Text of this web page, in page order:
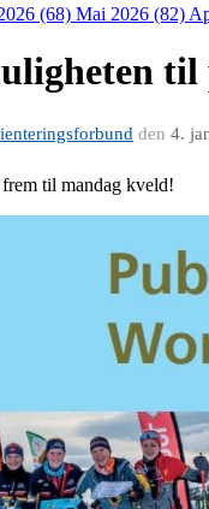
(68) Mai 2026 (82)
til
den 4.
til mandag kveld!